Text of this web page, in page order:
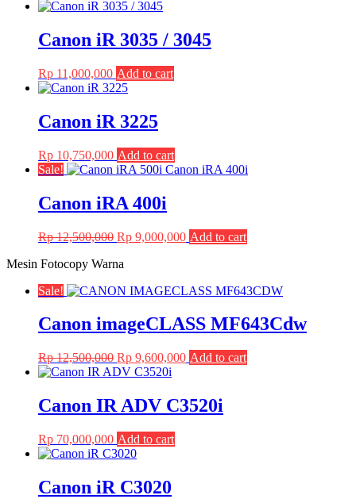
Canon iR 3035 / 3045
Rp 11,000,000 Add to cart
Canon iR 3225
Rp 10,750,000 Add to cart
Sale!
Canon iRA 400i
Rp12,500,000 Original
was:
Rp 9,000,000Current
Add to cart
Mesin Fotocopy Warna
Sale!
Canon imageCLASS MF643Cdw
Rp12,500,000 Original
price
Rp 12,500,000.
Rp 9,600,000Current
Rp 9,600,000.
Add to cart
Canon IR ADV C3520i
Rp 70,000,000 Add to cart
Canon iR C3020